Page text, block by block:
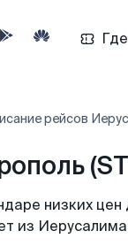
рейсов
низких цен
из